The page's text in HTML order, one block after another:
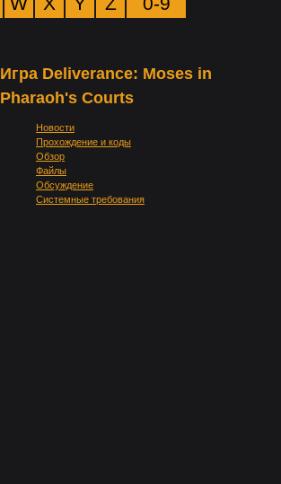
Игра Deliverance: Moses in
Pharaoh's Courts
Новости
Прохождение и коды
Обзор
Файлы
Обсуждение
Системные требования